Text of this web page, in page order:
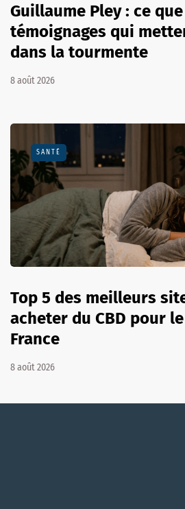
Guillaume Pley : ce
témoignages qui
dans la tourmente
8 août 2026
SANTÉ
Top 5 des meilleurs
acheter du CBD pour
France
8 août 2026